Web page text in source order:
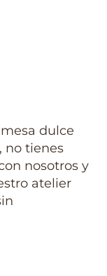
dulce
no tienes
nosotros y
atelier